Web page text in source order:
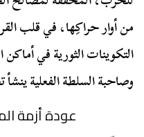
من أوار حراكِها، في قلب
التكوينات الثورية في
وصاحبة السلطة الفعلية ينشأ
عودة أزمة